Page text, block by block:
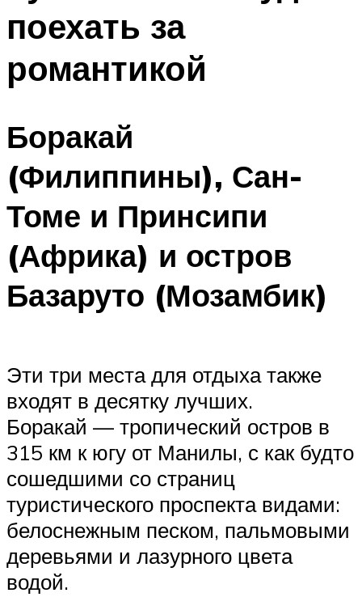
поехать за
романтикой
Боракай
(Филиппины), Сан-
Томе и Принсипи
(Африка) и остров
Базаруто (Мозамбик)
Эти три места для отдыха также
входят в десятку лучших.
Боракай — тропический остров в
315 км к югу от Манилы, с как будто
сошедшими со страниц
туристического проспекта видами:
белоснежным песком, пальмовыми
деревьями и лазурного цвета
водой.